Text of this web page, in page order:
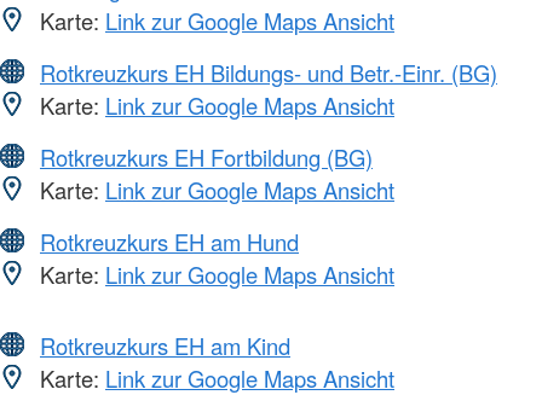
Karte: Link zur Google Maps Ansicht
Rotkreuzkurs EH Bildungs- und Betr.-Einr. (BG)
Karte: Link zur Google Maps Ansicht
Rotkreuzkurs EH Fortbildung (BG)
Karte: Link zur Google Maps Ansicht
Rotkreuzkurs EH am Hund
Karte: Link zur Google Maps Ansicht
Rotkreuzkurs EH am Kind
Karte: Link zur Google Maps Ansicht